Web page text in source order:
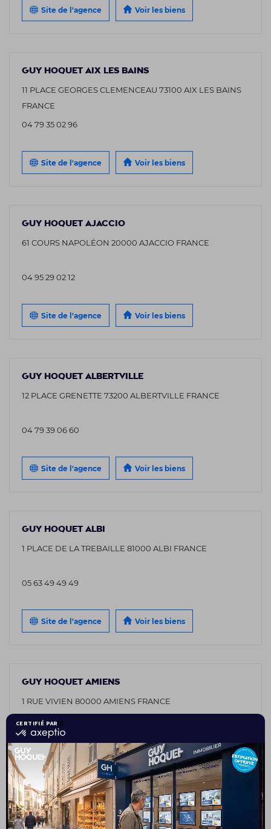
Site de l'agence Voir les biens
GUY HOQUET AIX LES BAINS
11 PLACE GEORGES CLEMENCEAU 73100 AIX LES BAINS
FRANCE
04 79 35 02 96
Site de l'agence Voir les biens
GUY HOQUET AJACCIO
61 COURS NAPOLÉON 20000 AJACCIO FRANCE
04 95 29 02 12
Site de l'agence Voir les biens
GUY HOQUET ALBERTVILLE
12 PLACE GRENETTE 73200 ALBERTVILLE FRANCE
04 79 39 06 60
Site de l'agence Voir les biens
GUY HOQUET ALBI
1 PLACE DE LA TREBAILLE 81000 ALBI FRANCE
05 63 49 49 49
Site de l'agence Voir les biens
GUY HOQUET AMIENS
1 RUE VIVIEN 80000 AMIENS FRANCE
03 75 08 95 26
Site de l'agence Voir les biens